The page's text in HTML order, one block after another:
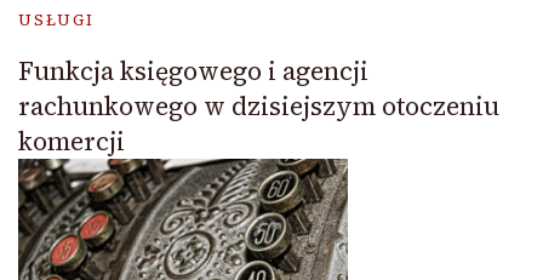
USŁUGI
Funkcja księgowego i agencji
rachunkowego w dzisiejszym otoczeniu
komercji